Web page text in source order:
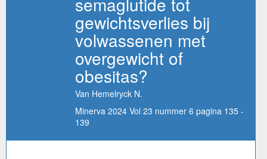
gewichtsverlies bij
volwassenen met
overgewicht of
obesitas?
Van Hemelryck N.
Minerva 2024 Vol 23 nummer 6 pagina 135 -
139